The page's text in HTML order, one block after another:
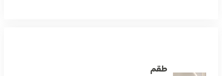
طقم